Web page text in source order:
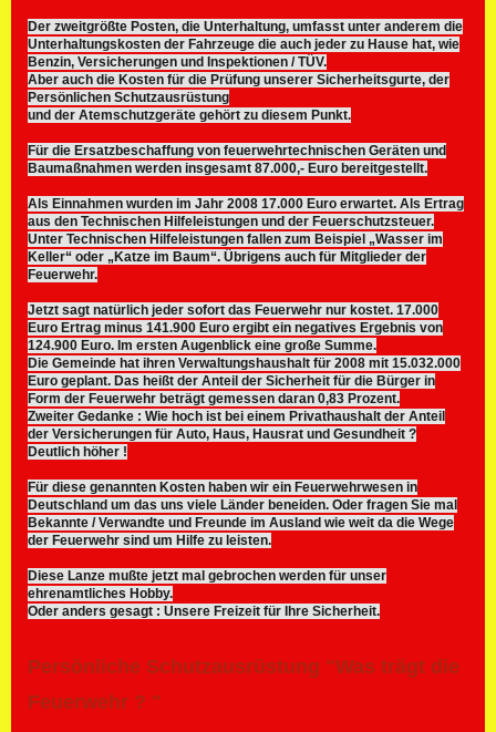
Der zweitgrößte Posten, die Unterhaltung, umfasst unter anderem die
Unterhaltungskosten der Fahrzeuge die auch jeder zu Hause hat, wie
Benzin, Versicherungen und Inspektionen / TÜV.
Aber auch die Kosten für die Prüfung unserer Sicherheitsgurte, der
Persönlichen Schutzausrüstung
und der Atemschutzgeräte gehört zu diesem Punkt.
Für die Ersatzbeschaffung von feuerwehrtechnischen Geräten und
Baumaßnahmen werden insgesamt 87.000,- Euro bereitgestellt.
Als Einnahmen wurden im Jahr 2008 17.000 Euro erwartet. Als Ertrag
aus den Technischen Hilfeleistungen und der Feuerschutzsteuer.
Unter Technischen Hilfeleistungen fallen zum Beispiel „Wasser im
Keller“ oder „Katze im Baum“. Übrigens auch für Mitglieder der
Feuerwehr.
Jetzt sagt natürlich jeder sofort das Feuerwehr nur kostet. 17.000
Euro Ertrag minus 141.900 Euro ergibt ein negatives Ergebnis von
124.900 Euro. Im ersten Augenblick eine große Summe.
Die Gemeinde hat ihren Verwaltungshaushalt für 2008 mit 15.032.000
Euro geplant. Das heißt der Anteil der Sicherheit für die Bürger in
Form der Feuerwehr beträgt gemessen daran 0,83 Prozent.
Zweiter Gedanke : Wie hoch ist bei einem Privathaushalt der Anteil
der Versicherungen für Auto, Haus, Hausrat und Gesundheit ?
Deutlich höher !
Für diese genannten Kosten haben wir ein Feuerwehrwesen in
Deutschland um das uns viele Länder beneiden. Oder fragen Sie mal
Bekannte / Verwandte und Freunde im Ausland wie weit da die Wege
der Feuerwehr sind um Hilfe zu leisten.
Diese Lanze mußte jetzt mal gebrochen werden für unser
ehrenamtliches Hobby.
Oder anders gesagt : Unsere Freizeit für Ihre Sicherheit.
Persönliche Schutzausrüstung "Was trägt die
Feuerwehr ? "